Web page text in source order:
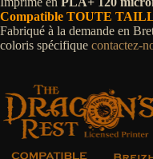
Compatible TOUTE
Fabriqué à la demande en
coloris spécifique contactez-